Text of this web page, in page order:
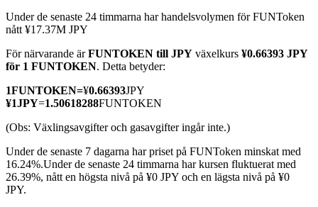
TradFi
Derivat för aktier, valuta, ädelmetaller och råvaror
Under de senaste 24 timmarna har handelsvolymen för FUNToken
nått ¥17.37M JPY
För närvarande ärFUNTOKEN till JPY växelkurs ¥0.66393 JPY
för 1 FUNTOKEN. Detta betyder:
1FUNTOKEN=¥0.66393JPY
¥1JPY=1.50618288FUNTOKEN
(Obs: Växlingsavgifter och gasavgifter ingår inte.)
Under de senaste 7 dagarna har priset på FUNToken minskat med
16.24%.Under de senaste 24 timmarna har kursen fluktuerat med
26.39%, nått en högsta nivå på ¥0 JPY och en lägsta nivå på ¥0
JPY.